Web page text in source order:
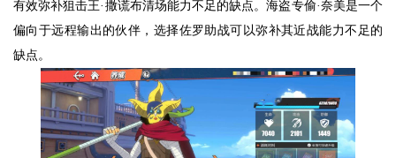
有效弥补狙击王·撒谎布清场能力不足的缺点。海盗专偷·奈美是一个
偏向于远程输出的伙伴，选择佐罗助战可以弥补其近战能力不足的
缺点。